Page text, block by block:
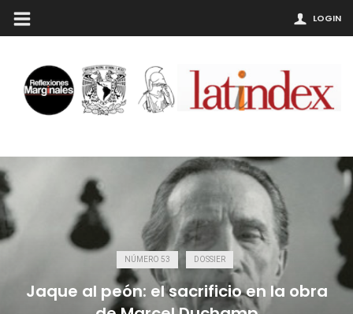
LOGIN
NÚMERO 53 DOSSIER
Jaque al peón: el sacrificio en la obra